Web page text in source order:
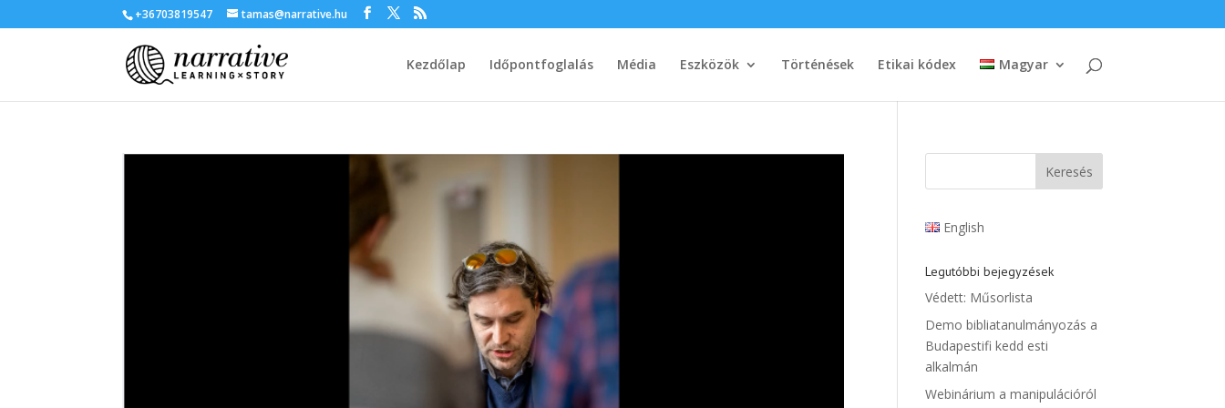
+36703819547 tamas@narrative.hu
Kezdőlap Időpontfoglalás Média Eszközök Történések Etikai kódex Magyar
English
Legutóbbi bejegyzések
Védett: Műsorlista
Demo bibliatanulmányozás a
Budapestifi kedd esti
alkalmán
Webinárium a manipulációról